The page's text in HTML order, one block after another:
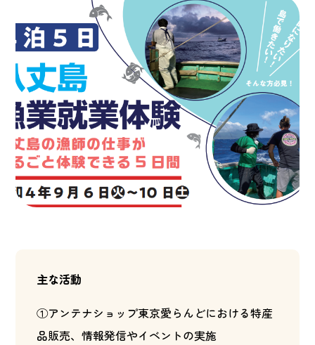
主な活動
①アンテナショップ東京愛らんどにおける特産
品販売、情報発信やイベントの実施